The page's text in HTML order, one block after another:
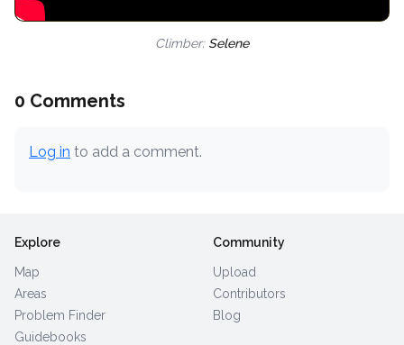
Climber: Selene
0 Comments
Log in to add a comment.
Explore
Map
Areas
Problem Finder
Guidebooks
Community
Upload
Contributors
Blog